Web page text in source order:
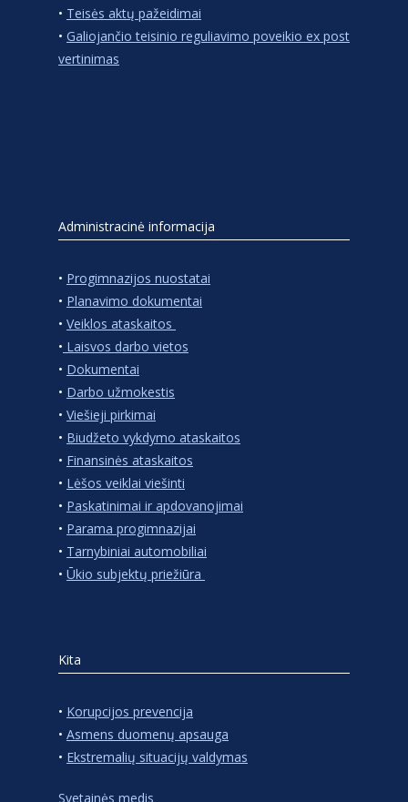
• Teisės aktų pažeidimai
• Galiojančio teisinio reguliavimo poveikio ex post
vertinimas
Administracinė informacija
• Progimnazijos nuostatai
• Planavimo dokumentai
• Veiklos ataskaitos
• Laisvos darbo vietos
• Dokumentai
• Darbo užmokestis
• Viešieji pirkimai
• Biudžeto vykdymo ataskaitos
• Finansinės ataskaitos
• Lėšos veiklai viešinti
• Paskatinimai ir apdovanojimai
• Parama progimnazijai
• Tarnybiniai automobiliai
• Ūkio subjektų priežiūra
Kita
• Korupcijos prevencija
• Asmens duomenų apsauga
• Ekstremalių situacijų valdymas
Svetainės medis